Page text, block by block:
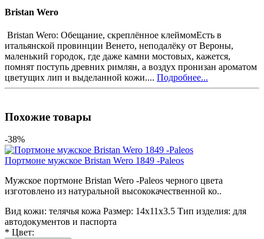
Bristan Wero
Bristan Wero: Обещание, скреплённое клеймомЕсть в
итальянской провинции Венето, неподалёку от Вероны,
маленький городок, где даже камни мостовых, кажется,
помнят поступь древних римлян, а воздух пронизан ароматом
цветущих лип и выделанной кожи.... Подробнее...
Похожие товары
-38%
Портмоне мужское Bristan Wero 1849 -Paleos
Мужское портмоне Bristan Wero -Paleos черного цвета
изготовлено из натуральной высококачественной ко..
Вид кожи: телячья кожа Размер: 14х11х3.5 Тип изделия: для
автодокументов и паспорта
* Цвет: